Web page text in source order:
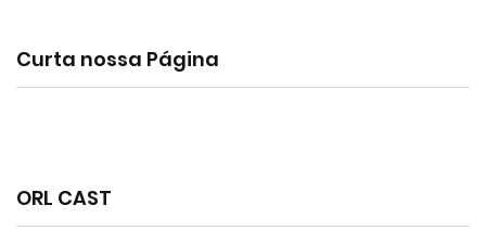
Curta nossa Página
ORL CAST